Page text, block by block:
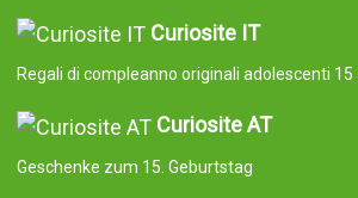
Curiosite IT
Regali di compleanno originali adolescenti 15
Curiosite AT
Geschenke zum 15. Geburtstag